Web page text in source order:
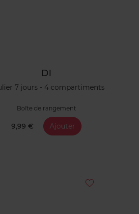
DI
7 jours - 4 compartiments
Boîte de rangement
9,99 € Ajouter